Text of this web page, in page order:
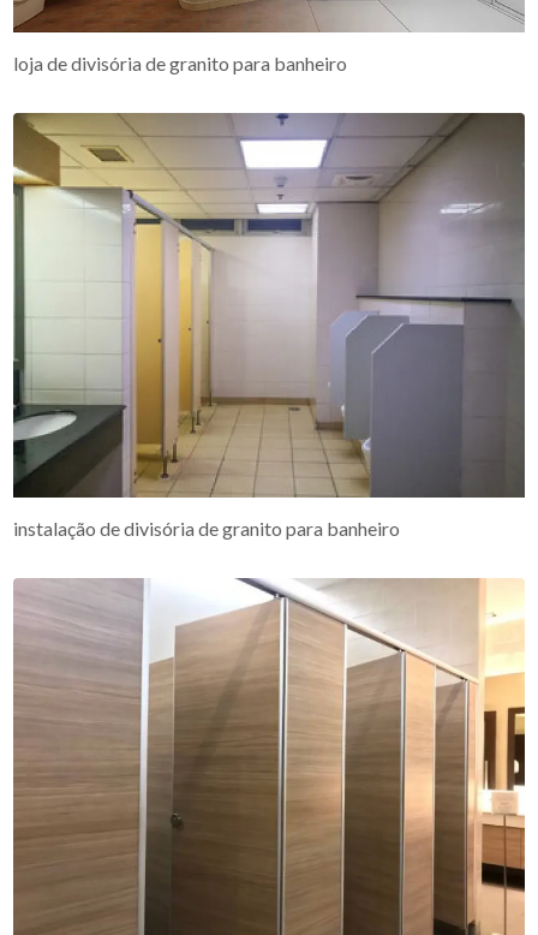
loja de divisória de granito para banheiro
instalação de divisória de granito para banheiro